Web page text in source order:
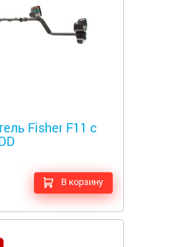
Fisher F11 с
В корзину